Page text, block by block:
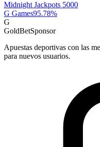
Midnight Jackpots 5000
G Games95.78%
G
GoldBetSponsor
Apuestas deportivas con las
para nuevos usuarios.